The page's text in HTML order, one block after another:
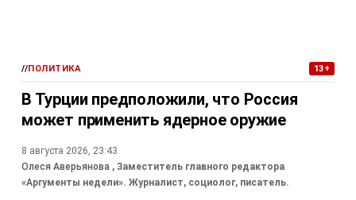
//ПОЛИТИКА 13+
В Турции предположили, что Россия
может применить ядерное оружие
8 августа 2026, 23:43
Олеся Аверьянова , Заместитель главного редактора
«Аргументы недели». Журналист, социолог, писатель.